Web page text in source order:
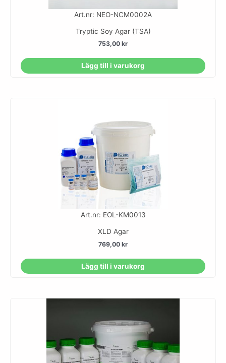
Art.nr: NEO-NCM0002A
Tryptic Soy Agar (TSA)
753,00 kr
Lägg till i varukorg
Art.nr: EOL-KM0013
XLD Agar
769,00 kr
Lägg till i varukorg